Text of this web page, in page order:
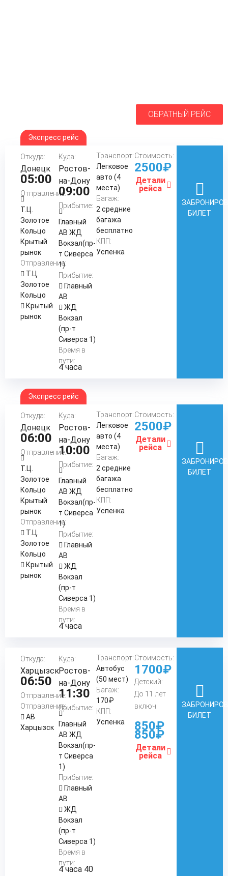
ОБРАТНЫЙ РЕЙС
Экспресс рейс
Откуда:
Донецк
05:00
Отправление:
Т.Ц.
Золотое
Кольцо
Крытый
рынок
Отправление:
Т.Ц.
Золотое
Кольцо
Крытый
рынок
Куда:
Ростов-
на-Дону
09:00
Прибытие:
Главный
АВ ЖД
Вокзал(пр-
т Сиверса
1)
Прибытие:
Главный
АВ
ЖД
Вокзал
(пр-т
Сиверса 1)
Время в
пути:
4 часа
Транспорт:
Легковое
авто (4
места)
Багаж:
2 средние
багажа
бесплатно
КПП:
Успенка
Стоимость:
2500₽
Детали
рейса
БИЛЕТ
Экспресс рейс
Откуда:
Донецк
06:00
Отправление:
Т.Ц.
Золотое
Кольцо
Крытый
рынок
Отправление:
Т.Ц.
Золотое
Кольцо
Крытый
рынок
Куда:
Ростов-
на-Дону
10:00
Прибытие:
Главный
АВ ЖД
Вокзал(пр-
т Сиверса
1)
Прибытие:
Главный
АВ
ЖД
Вокзал
(пр-т
Сиверса 1)
Время в
пути:
4 часа
Транспорт:
Легковое
авто (4
места)
Багаж:
2 средние
багажа
бесплатно
КПП:
Успенка
Стоимость:
2500₽
Детали
рейса
БИЛЕТ
Откуда:
Харцызск
06:50
Отправление:
Отправление:
АВ
Харцызск
Куда:
Ростов-
на-Дону
11:30
Прибытие:
Главный
АВ ЖД
Вокзал(пр-
т Сиверса
1)
Прибытие:
Главный
АВ
ЖД
Вокзал
(пр-т
Сиверса 1)
Время в
пути:
4 часа 40
Транспорт:
Автобус
(50 мест)
Багаж:
170₽
КПП:
Успенка
Стоимость:
1700₽
Детский:
До 11 лет
включ.
850₽
850₽
Детали
рейса
БИЛЕТ